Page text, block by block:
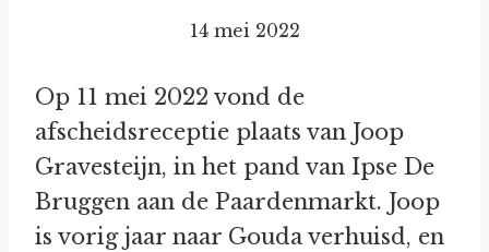
14 mei 2022
Op 11 mei 2022 vond de
afscheidsreceptie plaats van Joop
Gravesteijn, in het pand van Ipse De
Bruggen aan de Paardenmarkt. Joop
is vorig jaar naar Gouda verhuisd, en